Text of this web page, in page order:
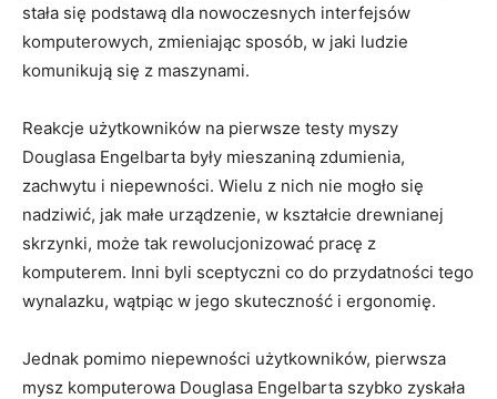
stała się podstawą dla nowoczesnych interfejsów
komputerowych, zmieniając sposób, w jaki ludzie
komunikują się z ⁣maszynami.
Reakcje ⁢użytkowników na ​pierwsze testy myszy
Douglasa ⁣Engelbarta były mieszaniną zdumienia,
zachwytu i niepewności. ​Wielu z nich nie mogło się
nadziwić, jak ​małe urządzenie, w kształcie drewnianej
skrzynki, może tak rewolucjonizować pracę z
komputerem. Inni​ byli sceptyczni co do‍ przydatności tego
wynalazku, wątpiąc w⁢ jego skuteczność i ergonomię.
Jednak pomimo niepewności użytkowników, pierwsza
‌mysz komputerowa Douglasa Engelbarta ‍szybko zyskała